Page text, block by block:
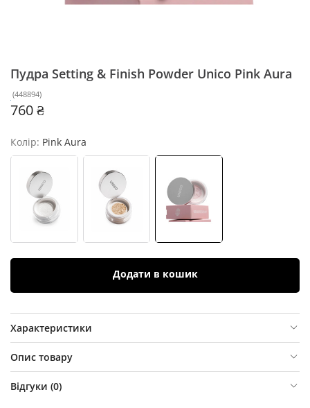
Пудра Setting & Finish Powder Unico Pink Aura
(448894)
760 ₴
Колір: Pink Aura
Додати в кошик
Характеристики
Опис товару
Відгуки (0)